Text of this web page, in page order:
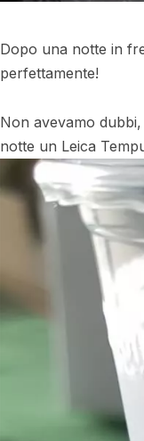
Dopo una notte in
perfettamente!
Non avevamo
notte un Leica